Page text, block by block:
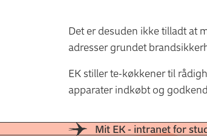
Det er desuden ikke tilladt at
adresser grundet
EK stiller te-køkkener til
apparater indkøbt og
Mit EK - intranet for